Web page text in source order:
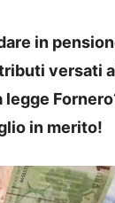
in
versati
in merito!